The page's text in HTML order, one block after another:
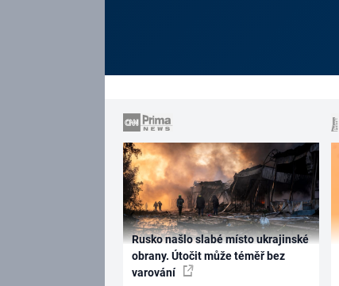
Rusko našlo slabé místo ukrajinské
obrany. Útočit může téměř bez
varování